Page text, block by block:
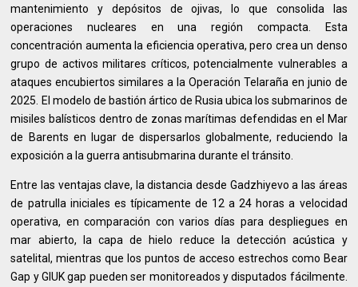
mantenimiento y depósitos de ojivas, lo que consolida las
operaciones nucleares en una región compacta. Esta
concentración aumenta la eficiencia operativa, pero crea un denso
grupo de activos militares críticos, potencialmente vulnerables a
ataques encubiertos similares a la Operación Telaraña en junio de
2025. El modelo de bastión ártico de Rusia ubica los submarinos de
misiles balísticos dentro de zonas marítimas defendidas en el Mar
de Barents en lugar de dispersarlos globalmente, reduciendo la
exposición a la guerra antisubmarina durante el tránsito.
Entre las ventajas clave, la distancia desde Gadzhiyevo a las áreas
de patrulla iniciales es típicamente de 12 a 24 horas a velocidad
operativa, en comparación con varios días para despliegues en
mar abierto, la capa de hielo reduce la detección acústica y
satelital, mientras que los puntos de acceso estrechos como Bear
Gap y GIUK gap pueden ser monitoreados y disputados fácilmente.